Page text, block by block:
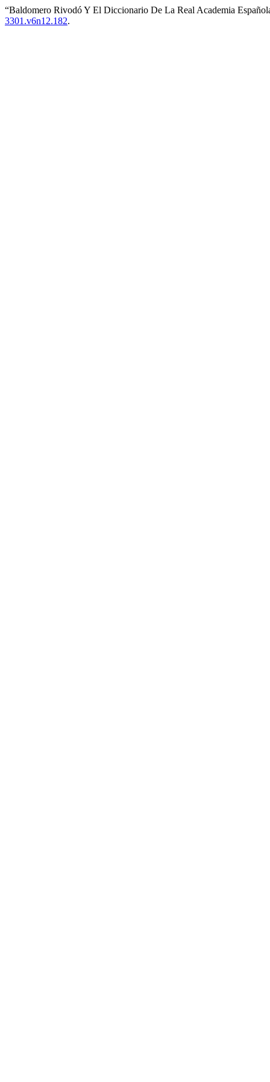
“Baldomero Rivodó Y El Diccionario De La Real Academia
3301.v6n12.182.